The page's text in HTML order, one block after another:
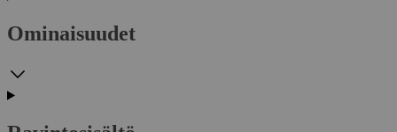
Ominaisuudet